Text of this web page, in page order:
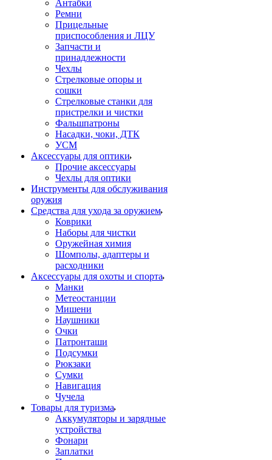
Антабки
Ремни
Прицельные
приспособления и ЛЦУ
Запчасти и
принадлежности
Чехлы
Стрелковые опоры и
сошки
Стрелковые станки для
пристрелки и чистки
Фальшпатроны
Насадки, чоки, ДТК
УСМ
Аксессуары для оптики
Прочие аксессуары
Чехлы для оптики
Инструменты для обслуживания
оружия
Средства для ухода за оружием
Коврики
Наборы для чистки
Оружейная химия
Шомполы, адаптеры и
расходники
Аксессуары для охоты и спорта
Манки
Метеостанции
Мишени
Наушники
Очки
Патронташи
Подсумки
Рюкзаки
Сумки
Навигация
Чучела
Товары для туризма
Аккумуляторы и зарядные
устройства
Фонари
Заплатки